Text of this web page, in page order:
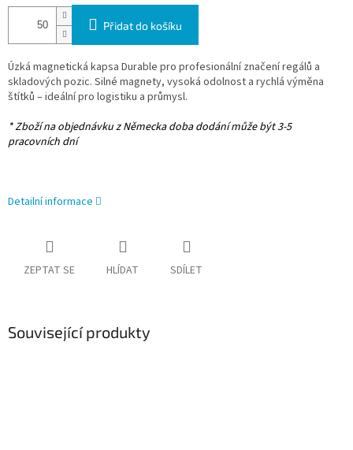
Přidat do košíku
Úzká magnetická kapsa Durable pro profesionální značení regálů a
skladových pozic. Silné magnety, vysoká odolnost a rychlá výměna
štítků – ideální pro logistiku a průmysl.
* Zboží na objednávku z Německa doba dodání může být 3-5
pracovních dní
Detailní informace
ZEPTAT SE HLÍDAT SDÍLET
Související produkty